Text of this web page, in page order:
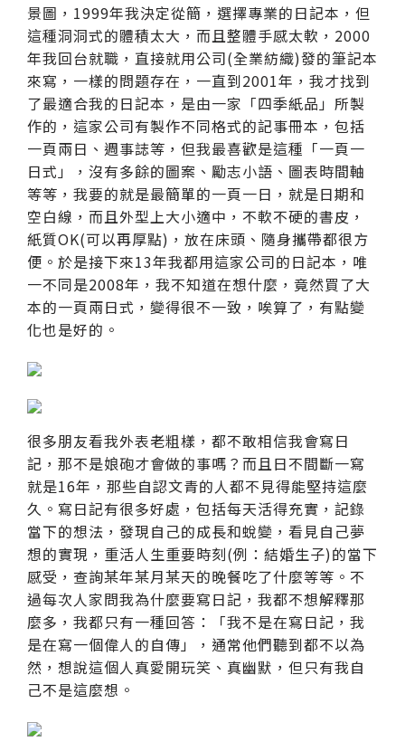
景圖，1999年我決定從簡，選擇專業的日記本，但
這種洞洞式的體積太大，而且整體手感太軟，2000
年我回台就職，直接就用公司(全業紡織)發的筆記本
來寫，一樣的問題存在，一直到2001年，我才找到
了最適合我的日記本，是由一家「四季紙品」所製
作的，這家公司有製作不同格式的記事冊本，包括
一頁兩日、週事誌等，但我最喜歡是這種「一頁一
日式」，沒有多餘的圖案、勵志小語、圖表時間軸
等等，我要的就是最簡單的一頁一日，就是日期和
空白線，而且外型上大小適中，不軟不硬的書皮，
紙質OK(可以再厚點)，放在床頭、隨身攜帶都很方
便。於是接下來13年我都用這家公司的日記本，唯
一不同是2008年，我不知道在想什麼，竟然買了大
本的一頁兩日式，變得很不一致，唉算了，有點變
化也是好的。
很多朋友看我外表老粗樣，都不敢相信我會寫日
記，那不是娘砲才會做的事嗎？而且日不間斷一寫
就是16年，那些自認文青的人都不見得能堅持這麼
久。寫日記有很多好處，包括每天活得充實，記錄
當下的想法，發現自己的成長和蛻變，看見自己夢
想的實現，重活人生重要時刻(例：結婚生子)的當下
感受，查詢某年某月某天的晚餐吃了什麼等等。不
過每次人家問我為什麼要寫日記，我都不想解釋那
麼多，我都只有一種回答：「我不是在寫日記，我
是在寫一個偉人的自傳」，通常他們聽到都不以為
然，想說這個人真愛開玩笑、真幽默，但只有我自
己不是這麼想。